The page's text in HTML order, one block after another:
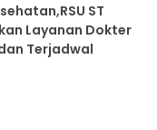
ST
Layanan Dokter
Terjadwal